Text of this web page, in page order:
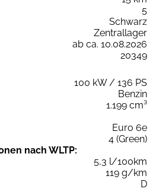
5
Schwarz
Zentrallager
ab ca. 10.08.2026
20349
100 kW / 136 PS
Benzin
1.199 cm³
Euro 6e
4 (Green)
nach WLTP:
5,3 l/100km
119 g/km
D